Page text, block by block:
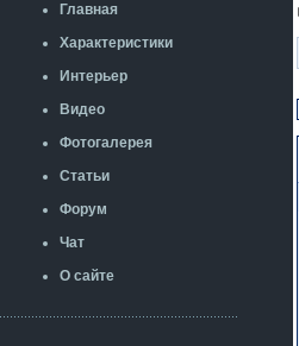
Главная
Характеристики
Интерьер
Видео
Фотогалерея
Статьи
Форум
Чат
О сайте